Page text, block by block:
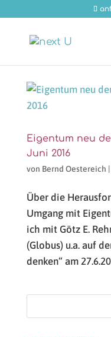
Eigentum neu
Juni 2016
von Bernd Oestereich |
Über die
Umgang mit
ich mit Götz E.
(Globus) u.a. auf
denken“ am